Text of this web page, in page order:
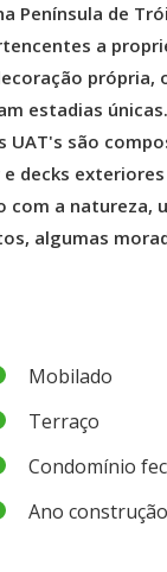
Península de
a
estadias únicas.
são
decks
a natureza,
algumas
Mobilado
Terraço
Condomínio
Ano